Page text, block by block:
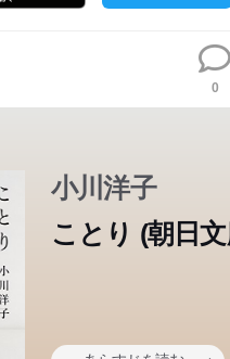
0
小川洋子
ことり (朝日